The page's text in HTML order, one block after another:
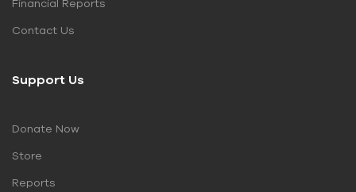
Financial Reports
Contact Us
Support Us
Donate Now
Store
Reports